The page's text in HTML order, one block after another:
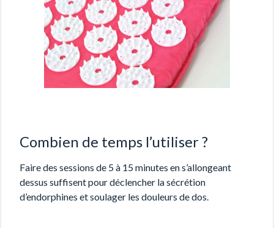
Combien de temps l’utiliser ?
Faire des sessions de 5 à 15 minutes en s’allongeant
dessus suffisent pour déclencher la sécrétion
d’endorphines et soulager les douleurs de dos.